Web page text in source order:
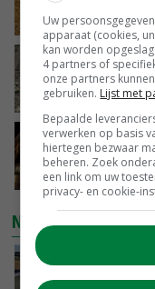
NIEUWSTE VIDEO'S
Uw
apparaat (cookies,
kan worden
4 partners of
onze partners
gebruiken. Lijst met
Bepaalde
verwerken op basis
hiertegen bezwaar
beheren. Zoek
een link om uw
privacy- en cookie-